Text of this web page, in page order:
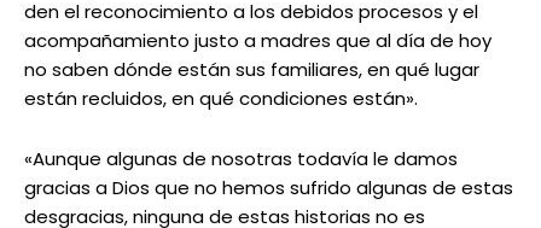
den el reconocimiento a los debidos procesos y el
acompañamiento justo a madres que al día de hoy
no saben dónde están sus familiares, en qué lugar
están recluidos, en qué condiciones están».
«Aunque algunas de nosotras todavía le damos
gracias a Dios que no hemos sufrido algunas de estas
desgracias, ninguna de estas historias no es